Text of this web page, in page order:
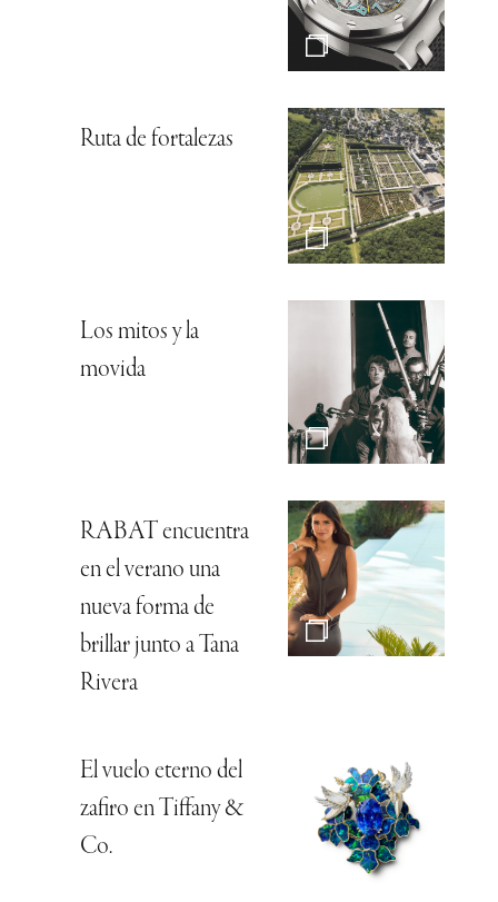
Ruta de fortalezas
Los mitos y la
movida
RABAT encuentra
en el verano una
nueva forma de
brillar junto a Tana
Rivera
El vuelo eterno del
zafiro en Tiffany &
Co.